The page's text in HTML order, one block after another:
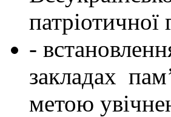
-
закладах
метою